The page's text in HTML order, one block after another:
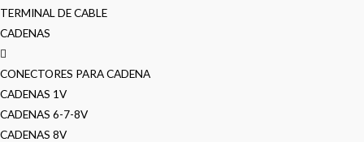
TERMINAL DE CABLE
CADENAS
CONECTORES PARA CADENA
CADENAS 1V
CADENAS 6-7-8V
CADENAS 8V